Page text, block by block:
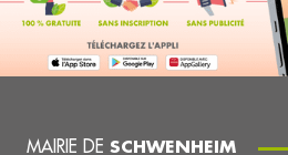
MAIRIE DE SCHWENHEIM